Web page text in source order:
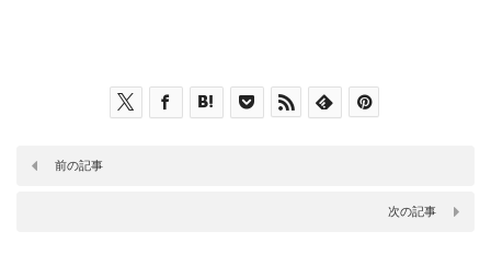
前の記事
次の記事